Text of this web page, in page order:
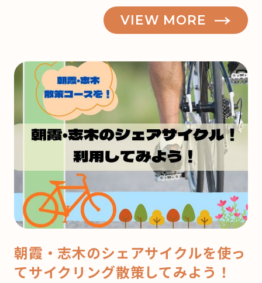
う
来
月
ク
マ
ス！
ど
こ
ケ
ー
VIEW MORE
朝霞・志木のシェアサイクルを使っ
てサイクリング散策してみよう！